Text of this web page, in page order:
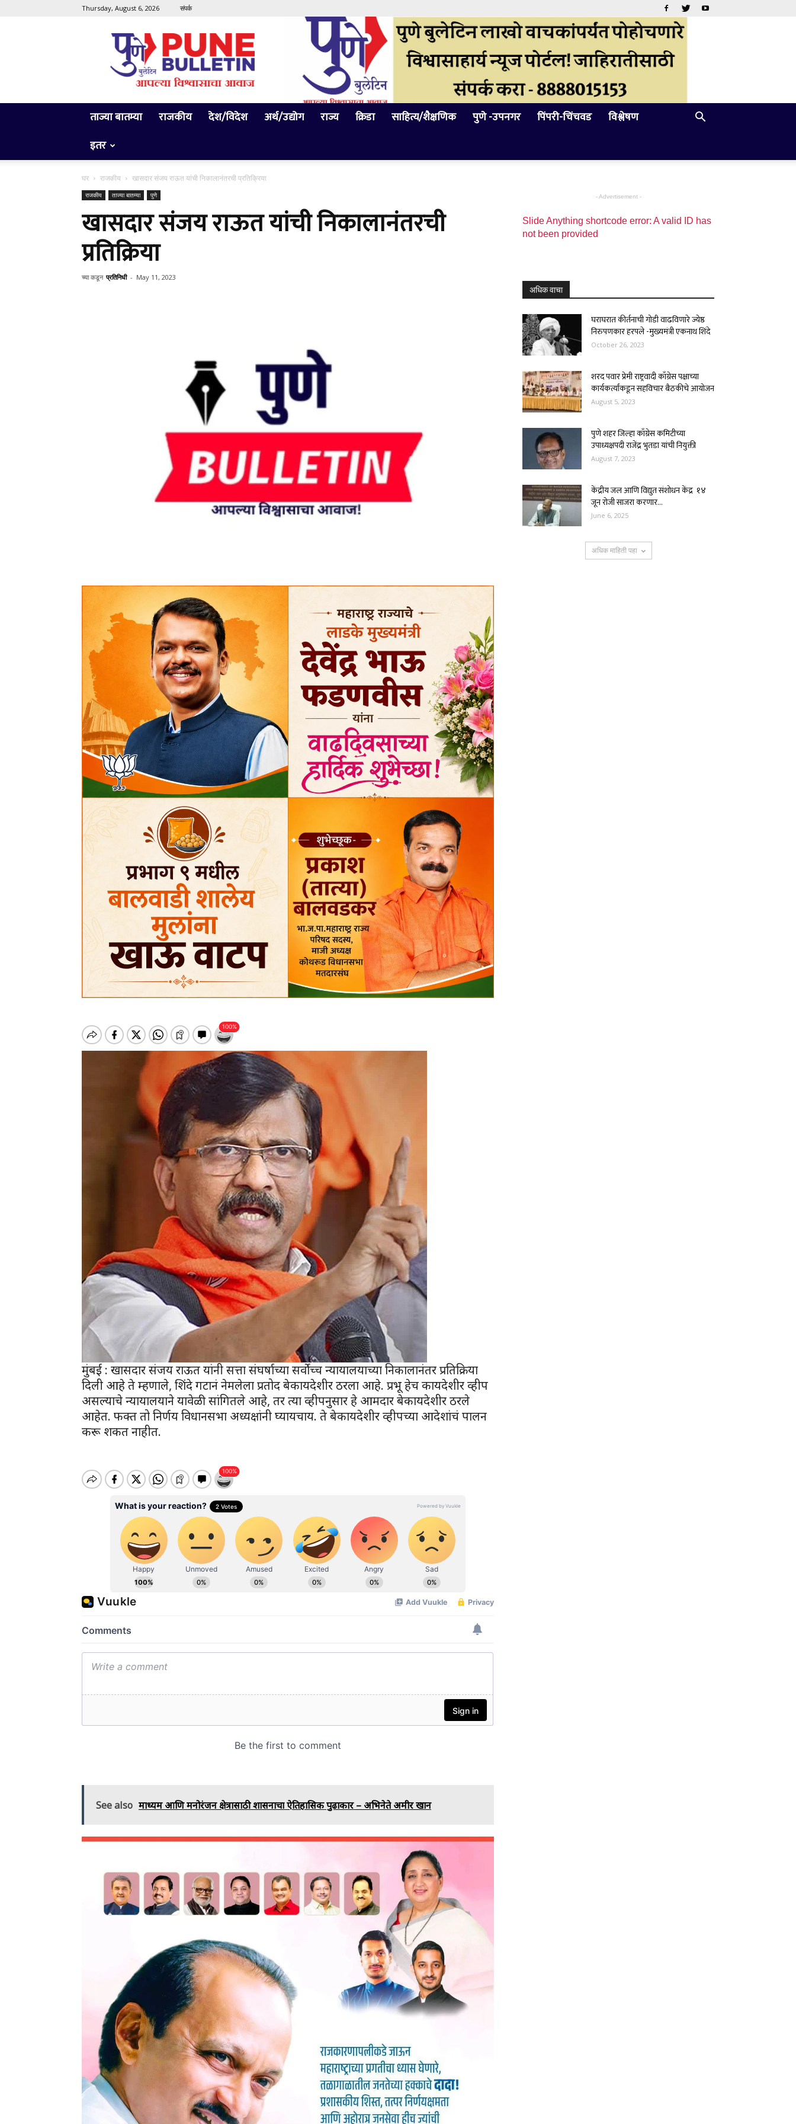
Thursday, August 6, 2026 संपर्क
Pune
Bulletin
ताज्या बातम्या राजकीय देश/विदेश अर्थ/उद्योग राज्य क्रिडा साहित्य/शैक्षणिक पुणे -उपनगर पिंपरी-चिंचवड
विश्लेषण
इतर
घर राजकीय खासदार संजय राऊत यांची निकालानंतरची प्रतिक्रिया
राजकीय ताज्या बातम्या पुणे
खासदार संजय राऊत यांची निकालानंतरची
प्रतिक्रिया
च्या कडून प्रतिनिधी - May 11, 2023
मुंबई : खासदार संजय राऊत यांनी सत्ता संघर्षाच्या सर्वोच्च न्यायालयाच्या निकालानंतर प्रतिक्रिया
दिली आहे ते म्हणाले, शिंदे गटानं नेमलेला प्रतोद बेकायदेशीर ठरला आहे. प्रभू हेच कायदेशीर व्हीप
असल्याचे न्यायालयाने यावेळी सांगितले आहे, तर त्या व्हीपनुसार हे आमदार बेकायदेशीर ठरले
आहेत. फक्त तो निर्णय विधानसभा अध्यक्षांनी घ्यायचाय. ते बेकायदेशीर व्हीपच्या आदेशांचं पालन
करू शकत नाहीत.
See also माध्यम आणि मनोरंजन क्षेत्रासाठी शासनाचा ऐतिहासिक पुढाकार – अभिनेते अमीर खान
- Advertisement -
Slide Anything shortcode error: A valid ID has
not been provided
अधिक वाचा
घराघरात कीर्तनाची गोडी वाढविणारे ज्येष्ठ
निरुपणकार हरपले -मुख्यमंत्री एकनाथ शिंदे
October 26, 2023
शरद पवार प्रेमी राष्ट्रवादी काँग्रेस पक्षाच्या
कार्यकर्त्यांकडून सहविचार बैठकीचे आयोजन
August 5, 2023
पुणे शहर जिल्हा काँग्रेस कमिटीच्या
उपाध्यक्षपदी राजेंद्र भुतडा यांची नियुक्ती
August 7, 2023
केंद्रीय जल आणि विद्युत संशोधन केंद्र १४
जून रोजी साजरा करणार...
June 6, 2025
अधिक माहिती पहा